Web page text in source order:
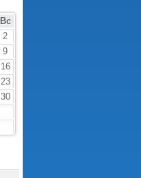
Вс
2
9
16
23
30